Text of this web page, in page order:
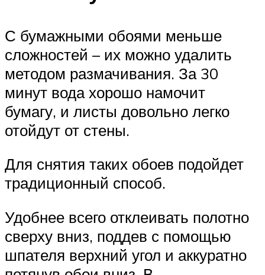
С бумажными обоями меньше
сложностей – их можно удалить
методом размачивания. За 30
минут вода хорошо намочит
бумагу, и листы довольно легко
отойдут от стены.
Для снятия таких обоев подойдет
традиционный способ.
Удобнее всего отклеивать полотно
сверху вниз, поддев с помощью
шпателя верхний угол и аккуратно